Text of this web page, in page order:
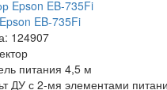
EB-735Fi
124907
питания 4,5 м
ДУ с 2-мя элементами